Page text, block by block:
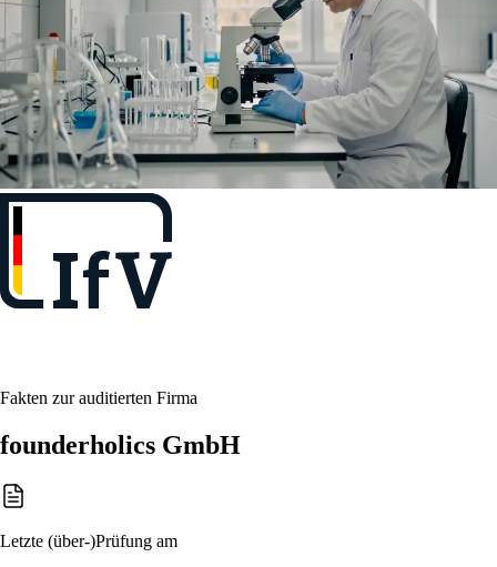
Fakten zur auditierten Firma
founderholics GmbH
Letzte (über-)Prüfung am